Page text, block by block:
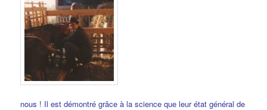
nous ! Il est démontré grâce à la science que leur état général de